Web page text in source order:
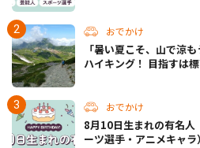
おでかけ
「暑い夏こそ、山で涼
ハイキング！ 目指すは
おでかけ
8月10日生まれの有名人
ーツ選手・アニメキャラ）